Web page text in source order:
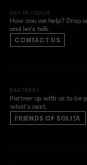
GET IN TOUCH
How can we help? Drop
and let’s talk.
CONTACT US
PARTNERS
Partner up with us to be
what’s next.
FRIENDS OF SOLITA